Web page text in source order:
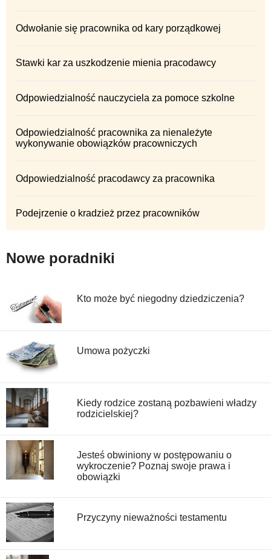
Odwołanie się pracownika od kary porządkowej
Stawki kar za uszkodzenie mienia pracodawcy
Odpowiedzialność nauczyciela za pomoce szkolne
Odpowiedzialność pracownika za nienależyte
wykonywanie obowiązków pracowniczych
Odpowiedzialność pracodawcy za pracownika
Podejrzenie o kradzież przez pracowników
Nowe poradniki
Kto może być niegodny dziedziczenia?
Umowa pożyczki
Kiedy rodzice zostaną pozbawieni władzy
rodzicielskiej?
Jesteś obwiniony w postępowaniu o
wykroczenie? Poznaj swoje prawa i
obowiązki
Przyczyny nieważności testamentu